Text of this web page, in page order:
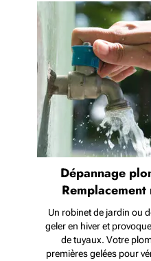
Dépannage
Un robinet de jardin ou
geler en hiver et
de tuyaux. Votre
premières gelées pour